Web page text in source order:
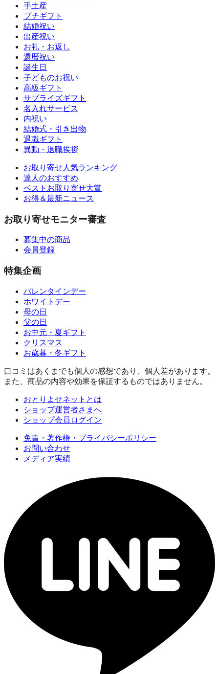
手土産
プチギフト
結婚祝い
出産祝い
お礼・お返し
還暦祝い
誕生日
子どものお祝い
高級ギフト
サプライズギフト
名入れサービス
内祝い
結婚式・引き出物
退職ギフト
異動・退職挨拶
お取り寄せ人気ランキング
達人のおすすめ
ベストお取り寄せ大賞
お得＆最新ニュース
お取り寄せモニター審査
募集中の商品
会員登録
特集企画
バレンタインデー
ホワイトデー
母の日
父の日
お中元・夏ギフト
クリスマス
お歳暮・冬ギフト
口コミはあくまでも個人の感想であり、個人差があります。
また、商品の内容や効果を保証するものではありません。
おとりよせネットとは
ショップ運営者さまへ
ショップ会員ログイン
免責・著作権・プライバシーポリシー
お問い合わせ
メディア実績